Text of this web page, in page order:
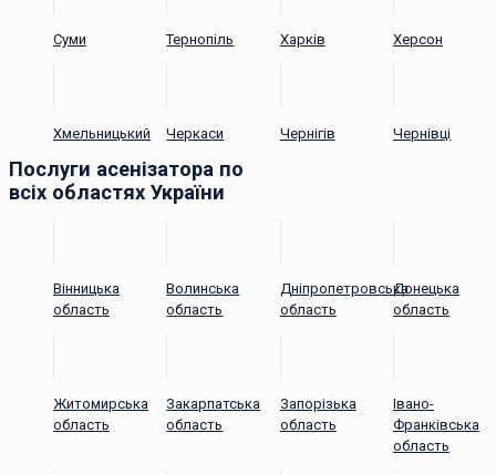
Суми Тернопіль Харків Херсон
Хмельницький Черкаси Чернігів Чернівці
Послуги асенізатора по
всіх областях України
Вінницька
область
Волинська
область
Дніпропетровська
область
Донецька
область
Житомирська
область
Закарпатська
область
Запорізька
область
Івано-
Франківська
область